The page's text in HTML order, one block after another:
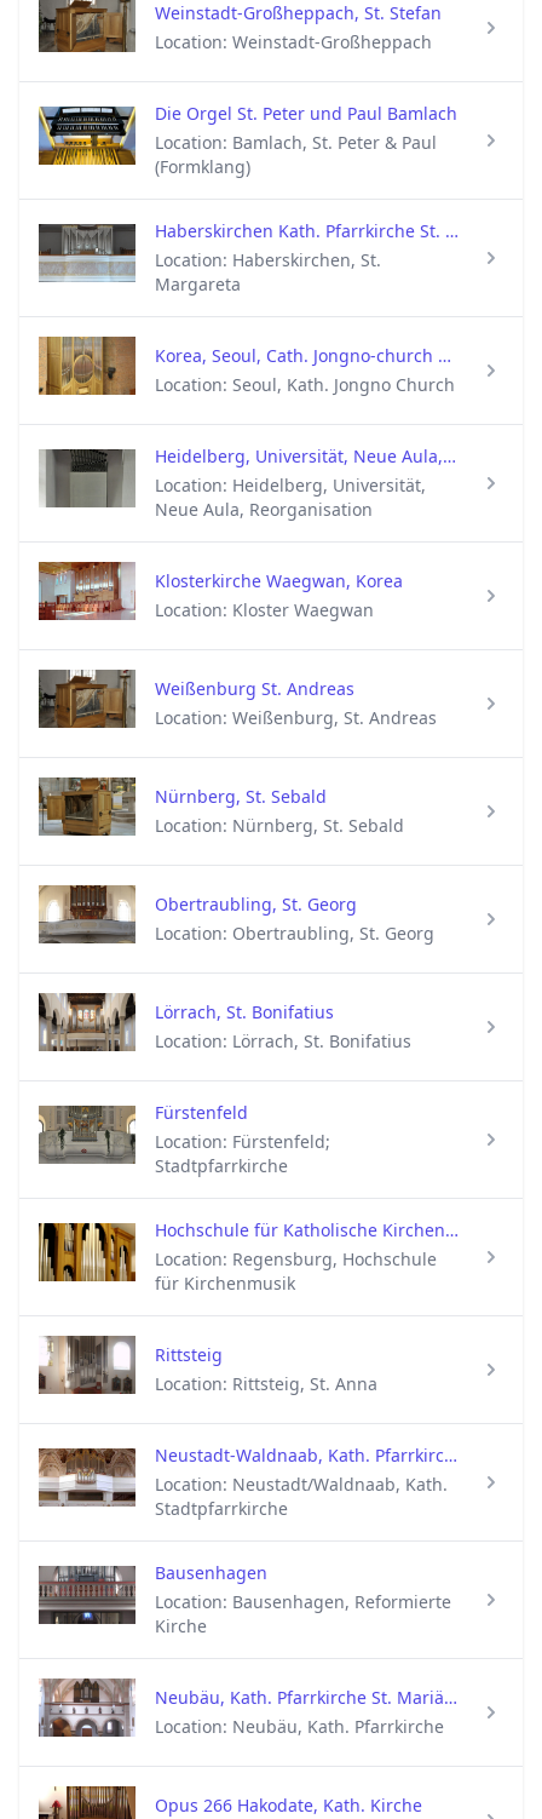
Weinstadt-Großheppach, St. Stefan
Location: Weinstadt-Großheppach
Die Orgel St. Peter und Paul Bamlach
Location: Bamlach, St. Peter & Paul
(Formklang)
Haberskirchen Kath. Pfarrkirche St. Margareta
Location: Haberskirchen, St.
Margareta
Korea, Seoul, Cath. Jongno-church 2/20
Location: Seoul, Kath. Jongno Church
Heidelberg, Universität, Neue Aula, Reorganisation
Location: Heidelberg, Universität,
Neue Aula, Reorganisation
Klosterkirche Waegwan, Korea
Location: Kloster Waegwan
Weißenburg St. Andreas
Location: Weißenburg, St. Andreas
Nürnberg, St. Sebald
Location: Nürnberg, St. Sebald
Obertraubling, St. Georg
Location: Obertraubling, St. Georg
Lörrach, St. Bonifatius
Location: Lörrach, St. Bonifatius
Fürstenfeld
Location: Fürstenfeld;
Stadtpfarrkirche
Hochschule für Katholische Kirchenmusik
Location: Regensburg, Hochschule
für Kirchenmusik
Rittsteig
Location: Rittsteig, St. Anna
Neustadt-Waldnaab, Kath. Pfarrkirche St. Georg
Location: Neustadt/Waldnaab, Kath.
Stadtpfarrkirche
Bausenhagen
Location: Bausenhagen, Reformierte
Kirche
Neubäu, Kath. Pfarrkirche St. Mariä Namen
Location: Neubäu, Kath. Pfarrkirche
Opus 266 Hakodate, Kath. Kirche